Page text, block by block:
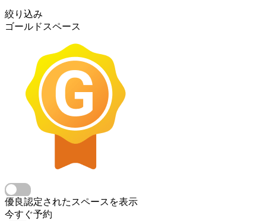
絞り込み
ゴールドスペース
優良認定されたスペースを表示
今すぐ予約